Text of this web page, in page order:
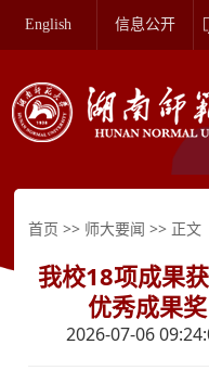
English 信息公开
首页 >> 师大要闻 >> 正文
我校18项成果
优秀成果
2026-07-06